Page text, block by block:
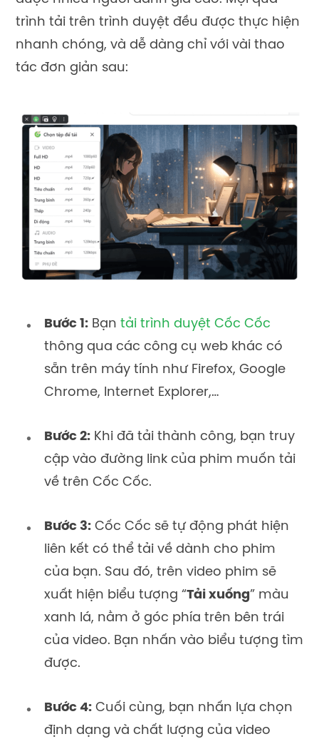
trình tải trên trình duyệt đều được thực hiện
nhanh chóng, và dễ dàng chỉ với vài thao
tác đơn giản sau:
Bước 1: Bạn tải trình duyệt Cốc Cốc
thông qua các công cụ web khác có
sẵn trên máy tính như Firefox, Google
Chrome, Internet Explorer,…
Bước 2: Khi đã tải thành công, bạn truy
cập vào đường link của phim muốn tải
về trên Cốc Cốc.
Bước 3: Cốc Cốc sẽ tự động phát hiện
liên kết có thể tải về dành cho phim
của bạn. Sau đó, trên video phim sẽ
xuất hiện biểu tượng “Tải xuống” màu
xanh lá, nằm ở góc phía trên bên trái
của video. Bạn nhấn vào biểu tượng tìm
được.
Bước 4: Cuối cùng, bạn nhấn lựa chọn
định dạng và chất lượng của video